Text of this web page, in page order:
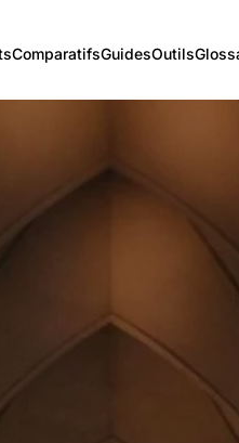
ComparatifsGuidesOutils